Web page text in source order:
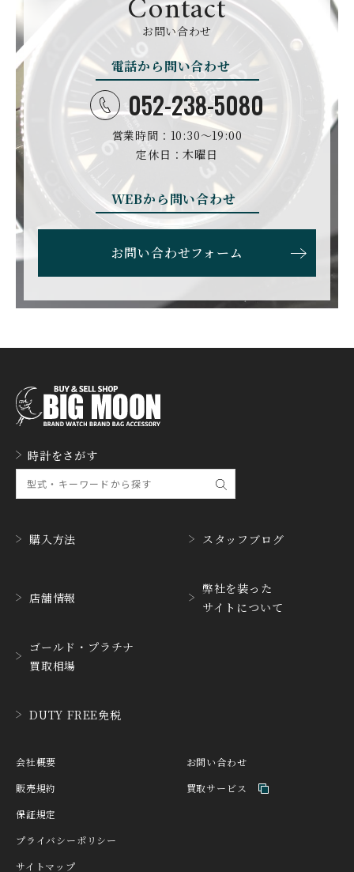
CARTIER CHANEL
シャネル
CHOPARD
ショパール
SEIKO
セイコー
GLASHUTTE ORIGINA
グラスヒュッテ・オリジ
CHRONOSWISS
クロノスイス
ALAIN SILBERSTEIN
アラン・シルベスタイン
CITIZEN
シチズン
BEAUBLEU BELL＆ROSS
BLANCPAIN
ブランパン
BOLDR Supply Compan
y
ボルダー・サプライ・カ
ンパニー
BREGUET
ブレゲ
BREITLING
ブライトリング
BRUNO SOHNLE Glash
utte
ブルーノ・ゾンレー・ グ
ラスヒュッテ
BVLGARI
CARL F. BUCHERER CARTIER
CASIO CEDRIC JOHNER
CHANEL
シャネル
クリストファー・ウォー
ド
CHRONOSWISS CITIZEN
CUERVOY SOBRINOS CVSTOS
CYRUS CZAPEK
チャペック
D. DORNBLÜTH&SOH
N
D.ドルンブルート＆ゾー
DANIEL ROTH
ダニエル・ロート
DUBEY&SCHALDENBR
AND E.C.W
ー・ウォッチ
エベラール
お問い合わせ
電話から問い合わせ
052-238-5080
営業時間：10:30〜19:00
定休日：木曜日
WEBから問い合わせ
お問い合わせフォーム
時計をさがす
購入方法
店舗情報
ゴールド・プラチナ
買取相場
DUTY FREE免税
スタッフブログ
弊社を装った
サイトについて
会社概要
販売規約
保証規定
プライバシーポリシー
サイトマップ
お問い合わせ
買取サービス